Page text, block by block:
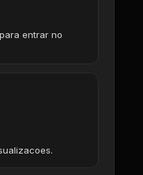
entrar no